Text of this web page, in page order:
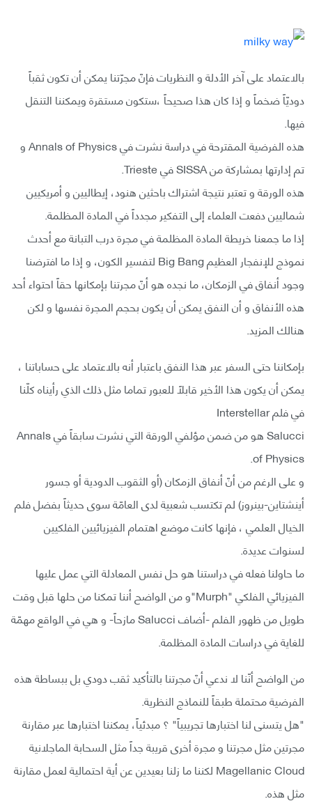
بالاعتماد على آخر الأدلة و النظريات فإنّ مجرّتنا يمكن أن تكون ثقباً
دوديّاً ضخماً و إذا كان هذا صحيحاً ،ستكون مستقرة ويمكننا التنقل
فيها.
هذه الفرضية المقترحة في دراسة نشرت في Annals of Physics و
تم إدارتها بمشاركة من SISSA في Trieste.
هذه الورقة و تعتبر نتيجة اشتراك باحثين هنود، إيطاليين و أمريكيين
شماليين دفعت العلماء إلى التفكير مجدداً في المادة المظلمة.
إذا ما جمعنا خريطة المادة المظلمة في مجرة درب التبانة مع أحدث
نموذج للإنفجار العظيم Big Bang لتفسير الكون، و إذا ما افترضنا
وجود أنفاق في الزمكان، ما نجده هو أنّ مجرتنا بإمكانها حقاً احتواء أحد
هذه الأنفاق و أن النفق يمكن أن يكون بحجم المجرة نفسها و لكن
هنالك المزيد.
بإمكاننا حتى السفر عبر هذا النفق باعتبار أنه بالاعتماد على حساباتنا ،
يمكن أن يكون هذا الأخير قابلاً للعبور تماما مثل ذلك الذي رأيناه كلّنا
في فلم Interstellar
Salucci هو من ضمن مؤلفي الورقة التي نشرت سابقاً في Annals
of Physics.
و على الرغم من أنّ أنفاق الزمكان (أو الثقوب الدودية أو جسور
أينشتاين-بينروز) لم تكتسب شعبية لدى العامّة سوى حديثاً بفضل فلم
الخيال العلمي ، فإنها كانت موضع اهتمام الفيزيائيين الفلكيين
لسنوات عديدة.
ما حاولنا فعله في دراستنا هو حل نفس المعادلة التي عمل عليها
الفيزيائي الفلكي "Murph"و من الواضح أننا تمكنا من حلها قبل وقت
طويل من ظهور الفلم -أضاف Salucci مازحاً- و هي في الواقع مهمّة
للغاية في دراسات المادة المظلمة.
من الواضح أنّنا لا ندعي أنّ مجرتنا بالتأكيد ثقب دودي بل ببساطة هذه
الفرضية محتملة طبقاً للنماذج النظرية.
"هل يتسنى لنا اختبارها تجريبياً" ؟ مبدئياً، يمكننا اختبارها عبر مقارنة
مجرتين مثل مجرتنا و مجرة أخرى قريبة جداً مثل السحابة الماجلانية
Magellanic Cloud لكننا ما زلنا بعيدين عن أية احتمالية لعمل مقارنة
مثل هذه.